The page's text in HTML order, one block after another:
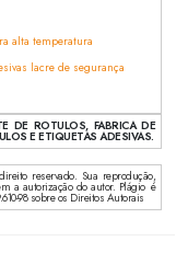
alta temperatura
lacre de segurança
DE ROTULOS, FABRICA DE
E ETIQUETAS ADESIVAS.
reservado. Sua reprodução,
a autorização do autor. Plágio é
98 sobre os Direitos Autorais